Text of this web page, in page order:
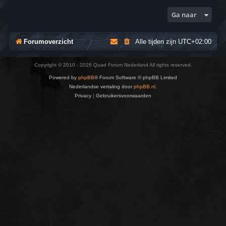
Ga naar
Forumoverzicht Alle tijden zijnUTC+02:00
Copyright © 2010 - 2026 Quad Forum Nederland All rights reserved.
Powered by phpBB® Forum Software © phpBB Limited
Nederlandse vertaling doorphpBB.nl
Privacy | Gebruikersvoorwaarden